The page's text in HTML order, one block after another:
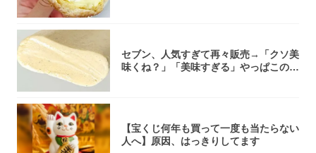
セブン、人気すぎて再々販売→「クソ美
味くね？」「美味すぎる」やっぱこのク
【宝くじ何年も買って一度も当たらない
人へ】原因、はっきりしてます